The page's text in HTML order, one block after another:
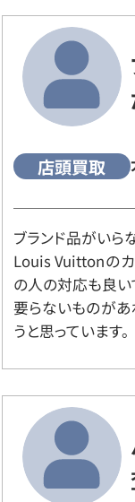
店頭買取
ブランド品がいら
Louis Vuittonの
の人の対応も良い
要らないものがあ
うと思っています。